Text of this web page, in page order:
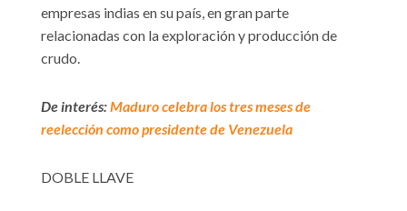
empresas indias en su país, en gran parte
relacionadas con la exploración y producción de
crudo.
De interés:Maduro celebra los tres meses de
reelección como presidente de Venezuela
DOBLE LLAVE